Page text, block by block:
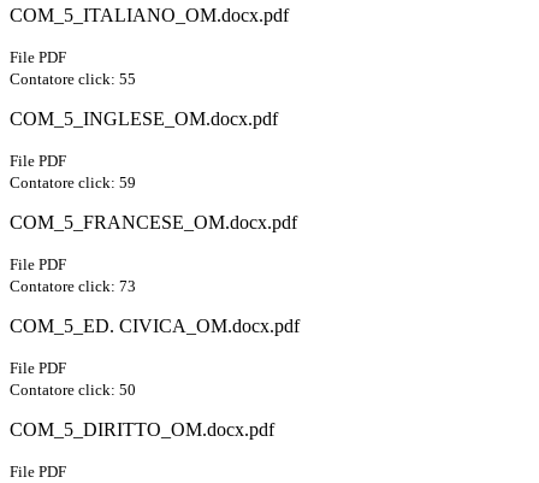
COM_5_ITALIANO_OM.docx.pdf
File PDF
Contatore click: 55
COM_5_INGLESE_OM.docx.pdf
File PDF
Contatore click: 59
COM_5_FRANCESE_OM.docx.pdf
File PDF
Contatore click: 73
COM_5_ED. CIVICA_OM.docx.pdf
File PDF
Contatore click: 50
COM_5_DIRITTO_OM.docx.pdf
File PDF